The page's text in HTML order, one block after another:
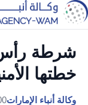
شرطة رأس
خطتها
وكالة أنباء الإمارات